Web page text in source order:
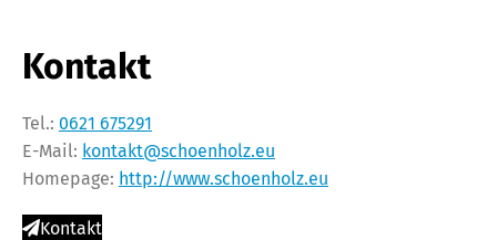
Kontakt
Tel.: 0621 675291
E-Mail: kontakt@schoenholz.eu
Homepage: http://www.schoenholz.eu
Kontakt